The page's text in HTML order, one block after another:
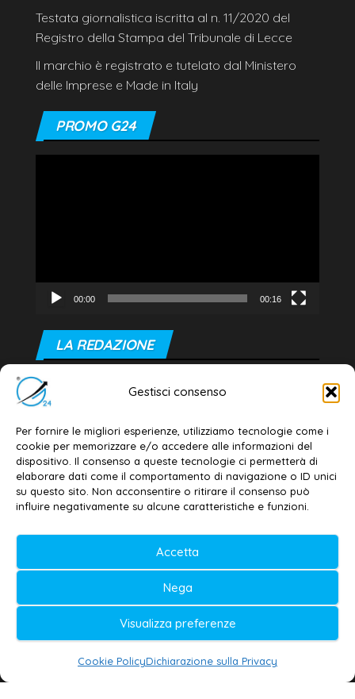
Gestisci consenso
Per fornire le migliori esperienze, utilizziamo tecnologie come i
cookie per memorizzare e/o accedere alle informazioni del
dispositivo. Il consenso a queste tecnologie ci permetterà di
elaborare dati come il comportamento di navigazione o ID unici
su questo sito. Non acconsentire o ritirare il consenso può
influire negativamente su alcune caratteristiche e funzioni.
Accetta
Nega
Visualizza preferenze
Cookie PolicyDichiarazione sulla Privacy
Testata giornalistica iscritta al n. 11/2020 del
Registro della Stampa del Tribunale di Lecce
Il marchio è registrato e tutelato dal Ministero
delle Imprese e Made in Italy
PROMO G24
00:00 00:16
LA REDAZIONE
Editore e direttore responsabile:
Dott. Daniele G. Masciullo
Email: redazione@galatina24.it
Contatti –Disclaimer
Privacy policy –Cookie policy
Testata iscritta al n. 11/2020 Registro della
Stampa Tribunale di Lecce
Editore e direttore responsabile:
Daniele G. Masciullo